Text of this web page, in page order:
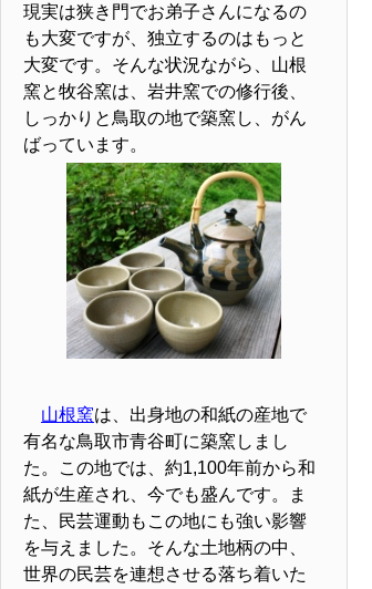
現実は狭き門でお弟子さんになるの
も大変ですが、独立するのはもっと
大変です。そんな状況ながら、山根
窯と牧谷窯は、岩井窯での修行後、
しっかりと鳥取の地で築窯し、がん
ばっています。
山根窯は、出身地の和紙の産地で
有名な鳥取市青谷町に築窯しまし
た。この地では、約1,100年前から和
紙が生産され、今でも盛んです。ま
た、民芸運動もこの地にも強い影響
を与えました。そんな土地柄の中、
世界の民芸を連想させる落ち着いた